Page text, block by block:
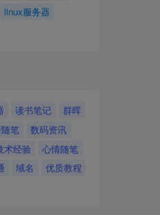
linux服务器
读书笔记
群晖
笔
数码资讯
术经验
心情随笔
域名
优质教程